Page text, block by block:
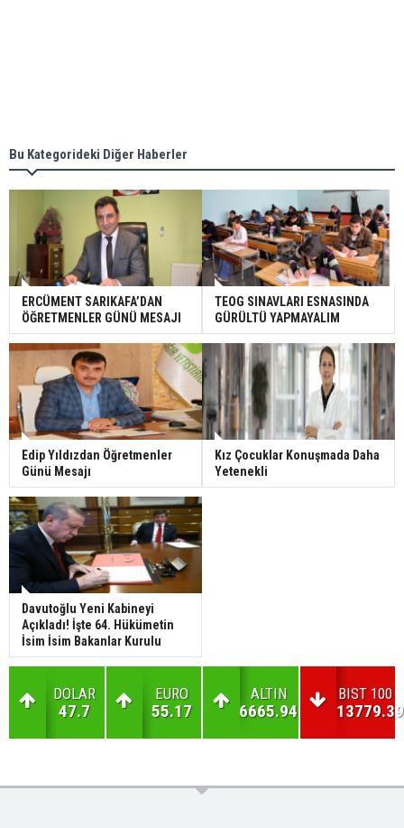
Bu Kategorideki Diğer Haberler
ERCÜMENT SARIKAFA’DAN
ÖĞRETMENLER GÜNÜ MESAJI
TEOG SINAVLARI ESNASINDA
GÜRÜLTÜ YAPMAYALIM
Edip Yıldızdan Öğretmenler
Günü Mesajı
Kız Çocuklar Konuşmada Daha
Yetenekli
Davutoğlu Yeni Kabineyi
Açıkladı! İşte 64. Hükümetin
İsim İsim Bakanlar Kurulu
DOLAR
47.7
EURO
55.17
ALTIN
6665.94
BIST 100
13779.39